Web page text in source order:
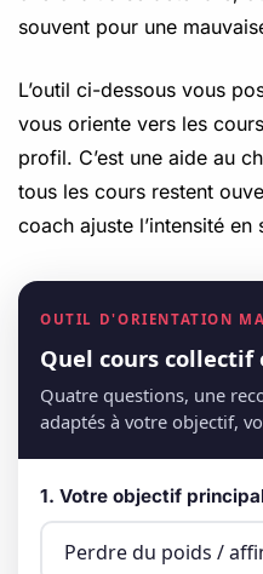
souvent pour une
L’outil ci-dessous vous
vous oriente vers les
profil. C’est une aide au
tous les cours restent
coach ajuste l’intensité en
OUTIL D'ORIENTATION
Quel cours collectif
Quatre questions, une
adaptés à votre objectif,
1. Votre objectif